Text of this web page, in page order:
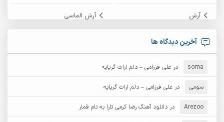
آرش آرش الماسی
آرش امامی
آرش عثمان
آرش مبهم آرش مستشیری
آخرین دیدگاه ها
soma در علی فرزامی – دلم ارات گریایه
سومی در علی فرزامی – دلم ارات گریایه
Arezoo در دانلود آهنگ رضا کرمی تارا به نام قمار